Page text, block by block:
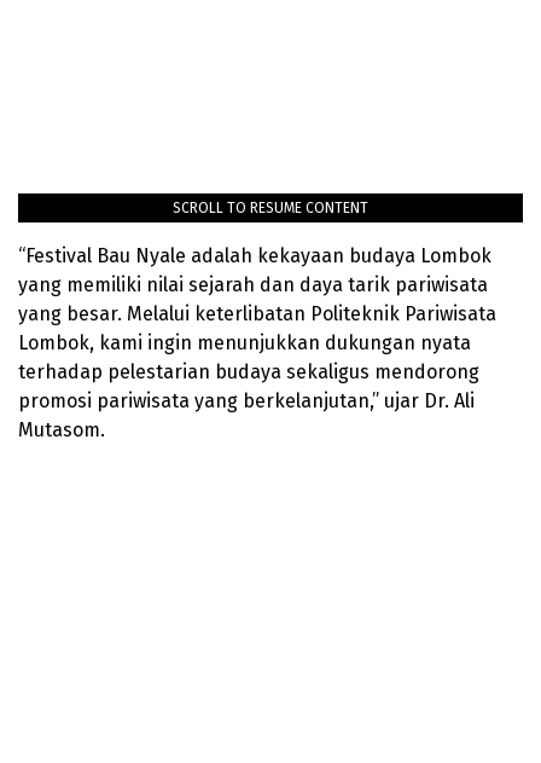
SCROLL TO RESUME CONTENT
“Festival Bau Nyale adalah kekayaan budaya Lombok
yang memiliki nilai sejarah dan daya tarik pariwisata
yang besar. Melalui keterlibatan Politeknik Pariwisata
Lombok, kami ingin menunjukkan dukungan nyata
terhadap pelestarian budaya sekaligus mendorong
promosi pariwisata yang berkelanjutan,” ujar Dr. Ali
Mutasom.